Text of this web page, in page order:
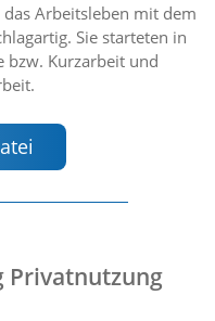
Arbeitsleben mit dem
Sie starteten in
bzw. Kurzarbeit und
Privatnutzung